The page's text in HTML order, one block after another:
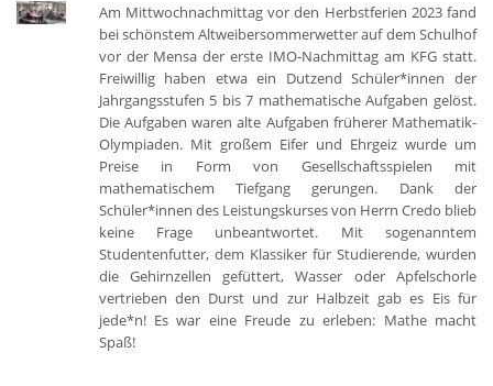
Am Mittwochnachmittag vor den Herbstferien 2023 fand
bei schönstem Altweibersommerwetter auf dem Schulhof
vor der Mensa der erste IMO-Nachmittag am KFG statt.
Freiwillig haben etwa ein Dutzend Schüler*innen der
Jahrgangsstufen 5 bis 7 mathematische Aufgaben gelöst.
Die Aufgaben waren alte Aufgaben früherer Mathematik-
Olympiaden. Mit großem Eifer und Ehrgeiz wurde um
Preise in Form von Gesellschaftsspielen mit
mathematischem Tiefgang gerungen. Dank der
Schüler*innen des Leistungskurses von Herrn Credo blieb
keine Frage unbeantwortet. Mit sogenanntem
Studentenfutter, dem Klassiker für Studierende, wurden
die Gehirnzellen gefüttert, Wasser oder Apfelschorle
vertrieben den Durst und zur Halbzeit gab es Eis für
jede*n! Es war eine Freude zu erleben: Mathe macht
Spaß!